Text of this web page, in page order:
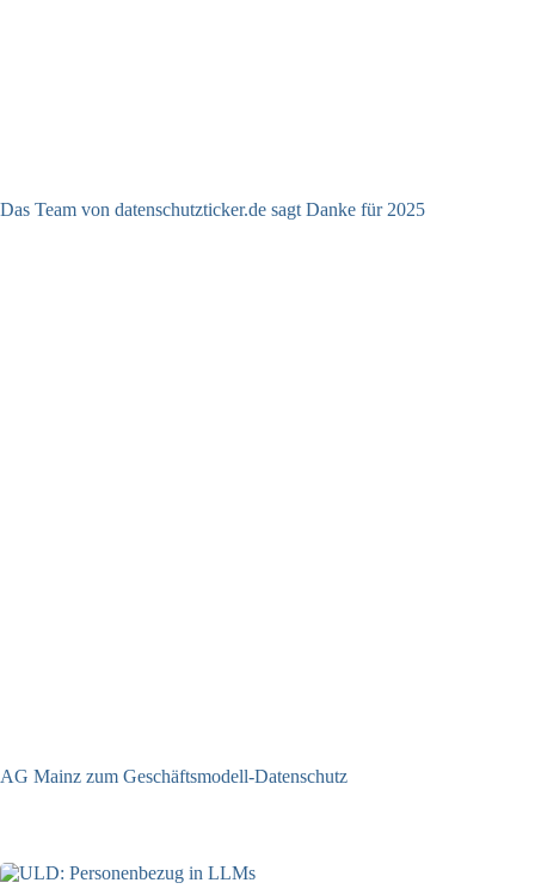
Das Team von datenschutzticker.de sagt Danke für 2025
AG Mainz zum Geschäftsmodell-Datenschutz